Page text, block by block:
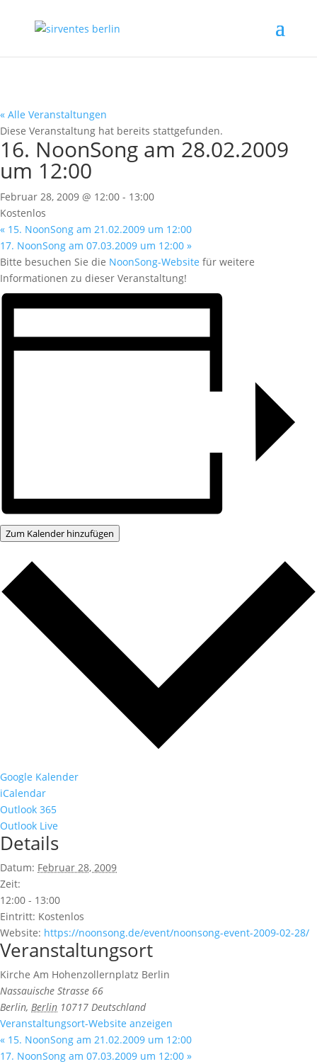
« Alle Veranstaltungen
Diese Veranstaltung hat bereits stattgefunden.
16. NoonSong am 28.02.2009
um 12:00
Februar 28, 2009 @ 12:00 - 13:00
Kostenlos
« 15. NoonSong am 21.02.2009 um 12:00
17. NoonSong am 07.03.2009 um 12:00 »
Bitte besuchen Sie die NoonSong-Website für weitere
Informationen zu dieser Veranstaltung!
Zum Kalender hinzufügen
Google Kalender
iCalendar
Outlook 365
Outlook Live
Details
Datum: Februar 28, 2009
Zeit:
12:00 - 13:00
Eintritt: Kostenlos
Website: https://noonsong.de/event/noonsong-event-2009-02-28/
Veranstaltungsort
Kirche Am Hohenzollernplatz Berlin
Nassauische Strasse 66
Berlin, Berlin 10717 Deutschland
Veranstaltungsort-Website anzeigen
« 15. NoonSong am 21.02.2009 um 12:00
17. NoonSong am 07.03.2009 um 12:00 »